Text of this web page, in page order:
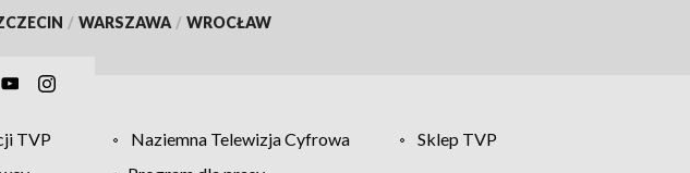
/ WARSZAWA / WROCŁAW
TVP Naziemna Telewizja Cyfrowa
Sklep TVP